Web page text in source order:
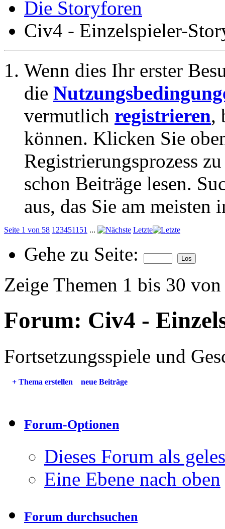
Die Storyforen
Civ4 - Einzelspieler-
Wenn dies Ihr erster
die
vermutlich registrieren,
können. Klicken Sie
Registrierungsprozess
schon Beiträge lesen.
aus, das Sie am meisten
Seite 1 von 58 1 234511 51 ... Letzte
Gehe zu Seite:
Zeige Themen 1 bis 30
Forum: Civ4 -
Fortsetzungsspiele und
+ Thema erstellen neue Beiträge
Forum-Optionen
Dieses Forum als
Eine Ebene nach oben
Forum durchsuchen